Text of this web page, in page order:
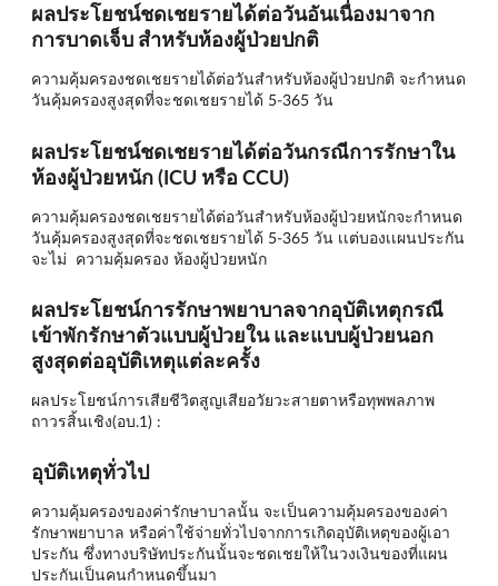
ผลประโยชน์ชดเชยรายได้ต่อวันอันเนื่องมาจาก
การบาดเจ็บ สำหรับห้องผู้ป่วยปกติ
ความคุ้มครองชดเชยรายได้ต่อวันสำหรับห้องผู้ป่วยปกติ จะกำหนด
วันคุ้มครองสูงสุดที่จะชดเชยรายได้ 5-365 วัน
ผลประโยชน์ชดเชยรายได้ต่อวันกรณีการรักษาใน
ห้องผู้ป่วยหนัก (ICU หรือ CCU)
ความคุ้มครองชดเชยรายได้ต่อวันสำหรับห้องผู้ป่วยหนักจะกำหนด
วันคุ้มครองสูงสุดที่จะชดเชยรายได้ 5-365 วัน เเต่บองเเผนประกัน
จะไม่ ความคุ้มครอง ห้องผู้ป่วยหนัก
ผลประโยชน์การรักษาพยาบาลจากอุบัติเหตุกรณี
เข้าพักรักษาตัวแบบผู้ป่วยใน และแบบผู้ป่วยนอก
สูงสุดต่ออุบัติเหตุแต่ละครั้ง
ผลประโยชน์การเสียชีวิตสูญเสียอวัยวะสายตาหรือทุพพลภาพ
ถาวรสิ้นเชิง(อบ.1) :
อุบัติเหตุทั่วไป
ความคุ้มครองของค่ารักษาบาลนั้น จะเป็นความคุ้มครองของค่า
รักษาพยาบาล หรือค่าใช้จ่ายทั่วไปจากการเกิดอุบัติเหตุของผู้เอา
ประกัน ซึ่งทางบริษัทประกันนั้นจะชดเชยให้ในวงเงินของที่แผน
ประกันเป็นคนกำหนดขึ้นมา